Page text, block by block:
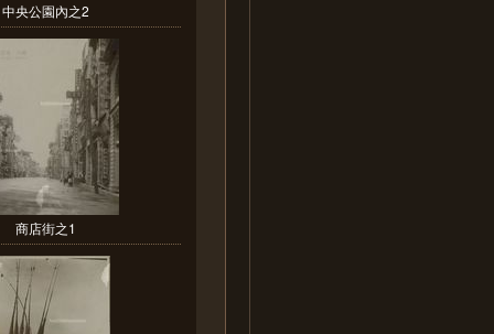
中央公園內之2
商店街之1